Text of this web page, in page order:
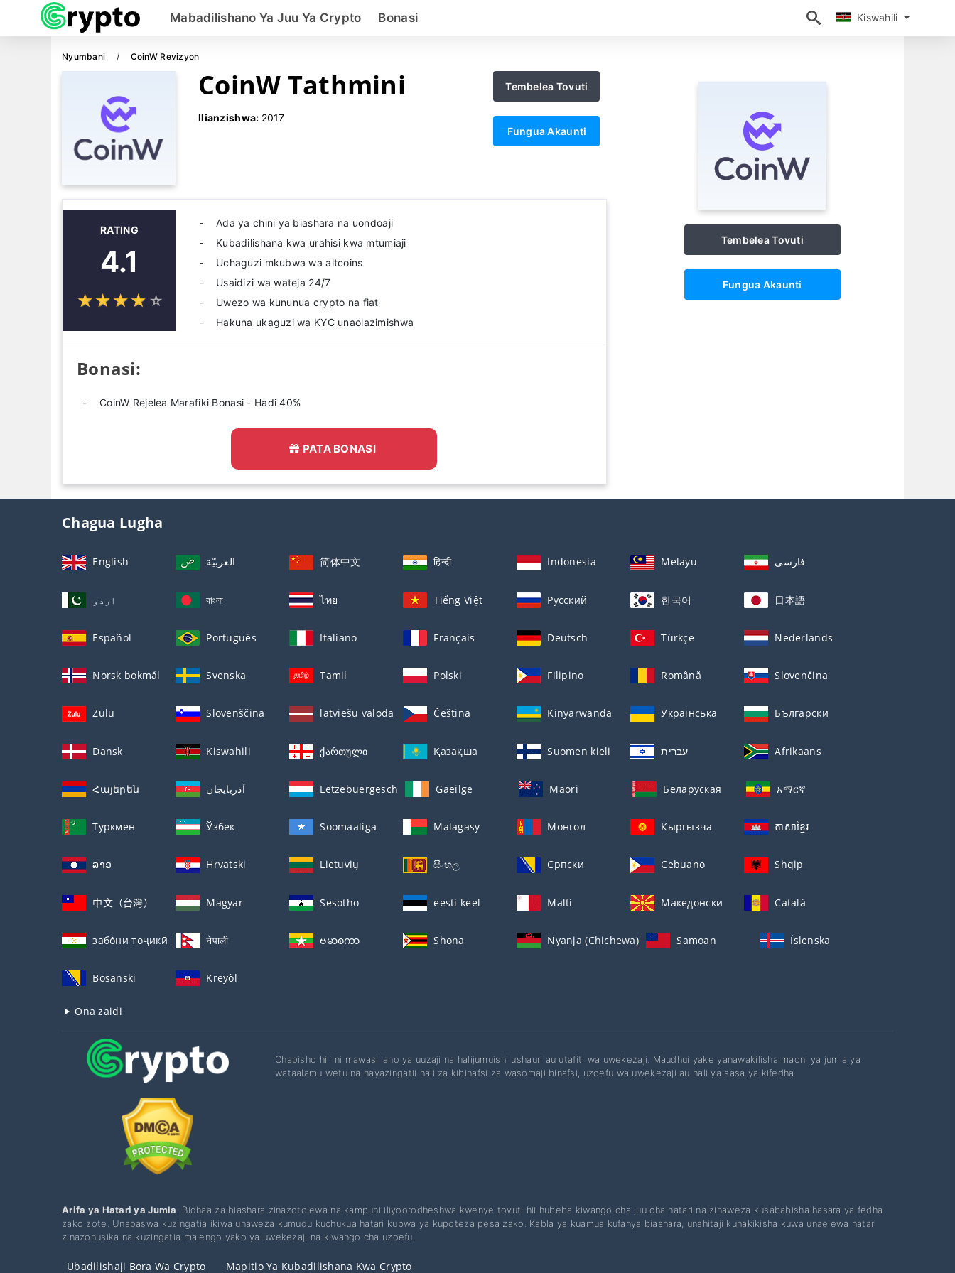
Kiswahili
Mabadilishano Ya Juu Ya Crypto Bonasi Kiswahili
Nyumbani CoinW Revizyon
CoinW Tathmini
Ilianzishwa: 2017
Tembelea Tovuti
Fungua Akaunti
RATING
4.1
☆☆☆☆ ☆
★★★★ ★
Ada ya chini ya biashara na uondoaji
Kubadilishana kwa urahisi kwa mtumiaji
Uchaguzi mkubwa wa altcoins
Usaidizi wa wateja 24/7
Uwezo wa kununua crypto na fiat
Hakuna ukaguzi wa KYC unaolazimishwa
Bonasi:
CoinW Rejelea Marafiki Bonasi - Hadi 40%
PATA BONASI
Tembelea Tovuti
Fungua Akaunti
Chagua Lugha
English العربيّة 简体中文 हिन्दी Indonesia Melayu فارسی
اردو বাংলা ไทย Tiếng Việt Русский 한국어 日本語
Español Português Italiano Français Deutsch Türkçe Nederlands
Norsk bokmål Svenska Tamil Polski Filipino Română Slovenčina
Zulu Slovenščina latviešu valoda Čeština Kinyarwanda Українська Български
Dansk Kiswahili ქართული Қазақша Suomen kieli עברית Afrikaans
Հայերեն آذربايجان Lëtzebuergesch Gaeilge Maori Беларуская አማርኛ
Туркмен Ўзбек Soomaaliga Malagasy Монгол Кыргызча ភាសាខ្មែរ
ລາວ Hrvatski Lietuvių සිංහල Српски Cebuano Shqip
中文（台灣） Magyar Sesotho eesti keel Malti Македонски Català
забо́ни тоҷикӣ́ नेपाली ဗမာစကာ Shona Nyanja (Chichewa) Samoan Íslenska
Bosanski Kreyòl
Ona zaidi
Chapisho hili ni mawasiliano ya uuzaji na halijumuishi ushauri au utafiti wa uwekezaji. Maudhui yake yanawakilisha maoni ya jumla ya
wataalamu wetu na hayazingatii hali za kibinafsi za wasomaji binafsi, uzoefu wa uwekezaji au hali ya sasa ya kifedha.
Arifa ya Hatari ya Jumla: Bidhaa za biashara zinazotolewa na kampuni iliyoorodheshwa kwenye tovuti hii hubeba kiwango cha juu cha hatari na zinaweza kusababisha hasara ya fedha
zako zote. Unapaswa kuzingatia ikiwa unaweza kumudu kuchukua hatari kubwa ya kupoteza pesa zako. Kabla ya kuamua kufanya biashara, unahitaji kuhakikisha kuwa unaelewa hatari
zinazohusika na kuzingatia malengo yako ya uwekezaji na kiwango cha uzoefu.
Ubadilishaji Bora Wa Crypto Mapitio Ya Kubadilishana Kwa Crypto